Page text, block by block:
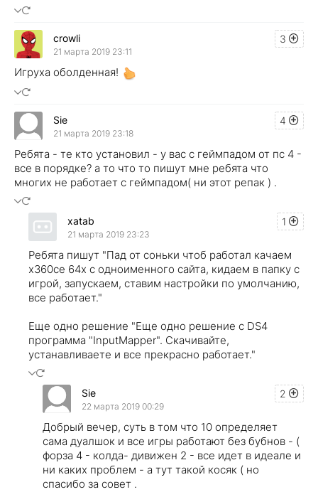
3
crowli
21 марта 2019 23:11
Игруха оболденная!
4
Sie
21 марта 2019 23:18
Ребята - те кто установил - у вас с геймпадом от пс 4 -
все в порядке? а то что то пишут мне ребята что
многих не работает с геймпадом( ни этот репак ) .
1
xatab
21 марта 2019 23:23
Ребята пишут "Пад от соньки чтоб работал качаем
x360ce 64x с одноименного сайта, кидаем в папку с
игрой, запускаем, ставим настройки по умолчанию,
все работает."
Еще одно решение "Еще одно решение с DS4
программа "InputMapper". Скачивайте,
устанавливаете и все прекрасно работает."
2
Sie
22 марта 2019 00:29
Добрый вечер, суть в том что 10 определяет
сама дуалшок и все игры работают без бубнов - (
форза 4 - колда- дивижен 2 - все идет в идеале и
ни каких проблем - а тут такой косяк ( но
спасибо за совет .